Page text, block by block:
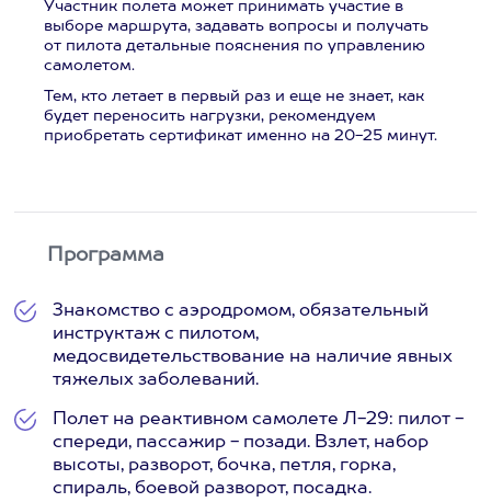
Участник полета может принимать участие в
выборе маршрута, задавать вопросы и получать
от пилота детальные пояснения по управлению
самолетом.
Тем, кто летает в первый раз и еще не знает, как
будет переносить нагрузки, рекомендуем
приобретать сертификат именно на 20-25 минут.
Программа
Знакомство с аэродромом, обязательный
инструктаж с пилотом,
медосвидетельствование на наличие явных
тяжелых заболеваний.
Полет на реактивном самолете Л-29: пилот -
спереди, пассажир - позади. Взлет, набор
высоты, разворот, бочка, петля, горка,
спираль, боевой разворот, посадка.